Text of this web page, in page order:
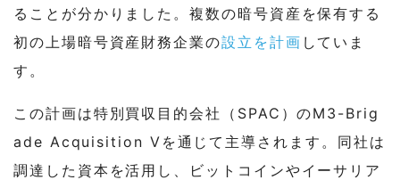
ることが分かりました。複数の暗号資産を保有する
初の上場暗号資産財務企業の設立を計画 していま
す。
この計画は特別買収目的会社（SPAC）のM3-Brig
ade Acquisition Vを通じて主導されます。同社は
調達した資本を活用し、ビットコインやイーサリア